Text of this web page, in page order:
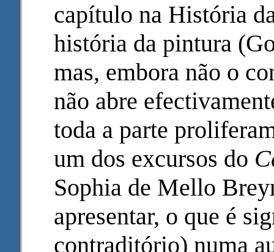
capítulo na História
história da pintura
mas, embora não o
não abre
toda a parte
um dos excursos do
Sophia de Mello
apresentar, o que é
contraditório) numa